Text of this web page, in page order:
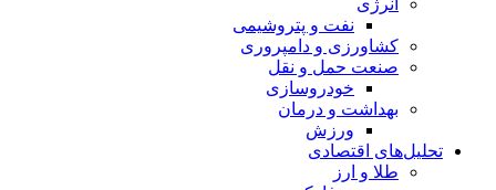
انرژی
نفت و پتروشیمی
کشاورزی و دامپروری
صنعت حمل و نقل
خودروسازی
بهداشت و درمان
ورزش
تحلیل‌های اقتصادی
طلا و ارز